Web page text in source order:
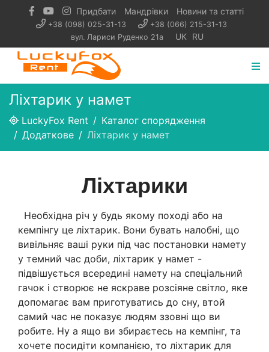
Придбати Мандрівки Новини та статті
+38 (098) 025-31-13
+38 (066) 215-31-13
вул. Лариси Руденко 21а
UK RU
Ліхтарик у намет
LuckyFox Rent
Каталог спорядження
Додаткове
Ліхтарик у намет
Ліхтарики
Необхідна річ у будь якому поході або на
кемпінгу це ліхтарик. Вони бувать налобні, що
вивільняє ваші руки під час постановки намету
у темний час доби, ліхтарик у намет -
підвішується всередині намету на спеціальний
гачок і створює не яскраве розсіяне світло, яке
допомагає вам приготуватись до сну, втой
самий час не показує людям ззовні що ви
робите. Ну а ящо ви збираєтесь на кемпінг, та
хочете посидіти компанією, то ліхтарик для